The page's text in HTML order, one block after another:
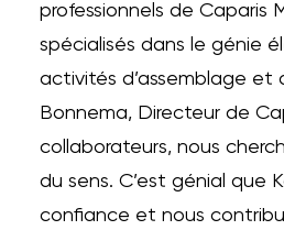
professionnels de Caparis
spécialisés dans le génie
activités d’assemblage et
Bonnema, Directeur de
collaborateurs, nous
du sens. C’est génial que
confiance et nous